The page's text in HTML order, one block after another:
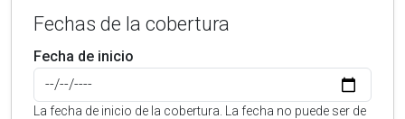
Fechas de la cobertura
Fecha de inicio
La fecha de inicio de la cobertura. La fecha no puede ser de